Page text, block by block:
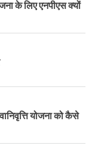
के लिए एनपीएस क्यों
योजना को कैसे